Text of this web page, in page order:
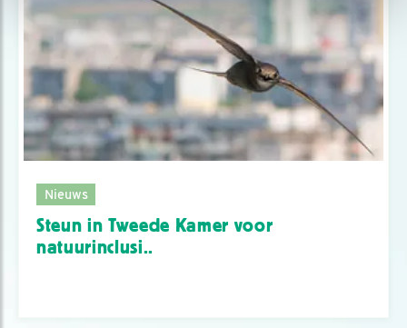
Nieuws
Steun in Tweede Kamer voor
natuurinclusi..